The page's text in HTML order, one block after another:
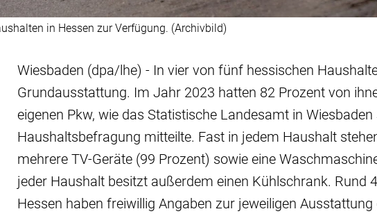
in Hessen zur Verfügung. (Archivbild)
Wiesbaden (dpa/lhe) - In vier von fünf hessischen
Grundausstattung. Im Jahr 2023 hatten 82 Prozent von
eigenen Pkw, wie das Statistische Landesamt in
Haushaltsbefragung mitteilte. Fast in jedem Haushalt
mehrere TV-Geräte (99 Prozent) sowie eine
jeder Haushalt besitzt außerdem einen Kühlschrank. Rund
Hessen haben freiwillig Angaben zur jeweiligen